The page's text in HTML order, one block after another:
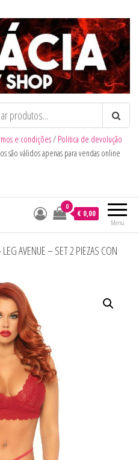
e condições/ Politica de devolução
são válidos apenas para vendas online
Menu
0
€ 0,00
LEG AVENUE – SET 2 PIEZAS CON